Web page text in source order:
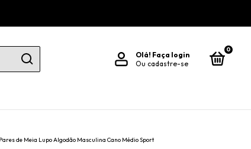
Olá! Faça login
Ou cadastre-se
0
de Meia Lupo Algodão Masculina Cano Médio Sport